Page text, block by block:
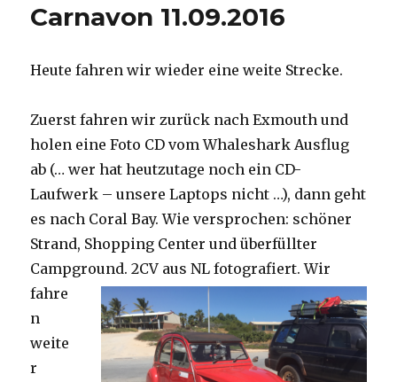
Carnavon 11.09.2016
Heute fahren wir wieder eine weite Strecke.
Zuerst fahren wir zurück nach Exmouth und
holen eine Foto CD vom Whaleshark Ausflug
ab (… wer hat heutzutage noch ein CD-
Laufwerk – unsere Laptops nicht …), dann geht
es nach Coral Bay. Wie versprochen: schöner
Strand, Shopping Center und überfüllter
Campground.2CV aus NL fotografiert. Wir
fahre
n
weite
r